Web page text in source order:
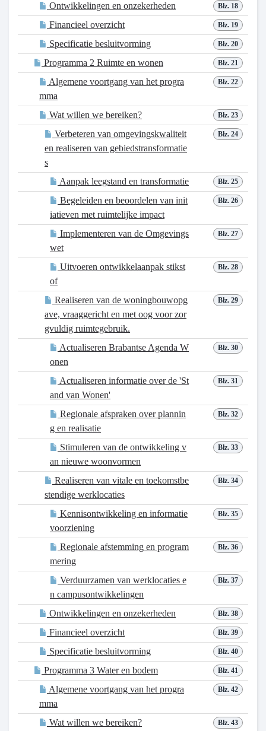
Blz. 18
Ontwikkelingen en onzekerheden
Blz. 19
Financieel overzicht
Blz. 20
Specificatie besluitvorming
Blz. 21
Programma 2 Ruimte en wonen
Blz. 22
Algemene voortgang van het progra
mma
Blz. 23
Wat willen we bereiken?
Blz. 24
Verbeteren van omgevingskwaliteit
en realiseren van gebiedstransformatie
s
Blz. 25
Aanpak leegstand en transformatie
Blz. 26
Begeleiden en beoordelen van init
iatieven met ruimtelijke impact
Blz. 27
Implementeren van de Omgevings
wet
Blz. 28
Uitvoeren ontwikkelaanpak stikst
of
Blz. 29
Realiseren van de woningbouwopg
ave, vraaggericht en met oog voor zor
gvuldig ruimtegebruik.
Blz. 30
Actualiseren Brabantse Agenda W
onen
Blz. 31
Actualiseren informatie over de 'St
and van Wonen'
Blz. 32
Regionale afspraken over plannin
g en realisatie
Blz. 33
Stimuleren van de ontwikkeling v
an nieuwe woonvormen
Blz. 34
Realiseren van vitale en toekomstbe
stendige werklocaties
Blz. 35
Kennisontwikkeling en informatie
voorziening
Blz. 36
Regionale afstemming en program
mering
Blz. 37
Verduurzamen van werklocaties e
n campusontwikkelingen
Blz. 38
Ontwikkelingen en onzekerheden
Blz. 39
Financieel overzicht
Blz. 40
Specificatie besluitvorming
Blz. 41
Programma 3 Water en bodem
Blz. 42
Algemene voortgang van het progra
mma
Blz. 43
Wat willen we bereiken?